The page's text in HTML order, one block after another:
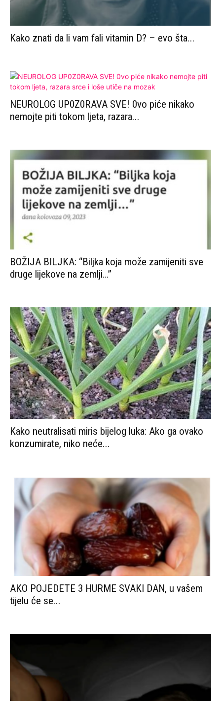
Kako znati da li vam fali vitamin D? – evo šta...
NEUROLOG UP0Z0RAVA SVE! 0vo piće nikako
nemojte piti tokom ljeta, razara...
BOŽIJA BILJKA: “Biljka koja može zamijeniti sve
druge lijekove na zemlji…”
Kako neutralisati miris bijelog luka: Ako ga ovako
konzumirate, niko neće...
AKO POJEDETE 3 HURME SVAKI DAN, u vašem
tijelu će se...